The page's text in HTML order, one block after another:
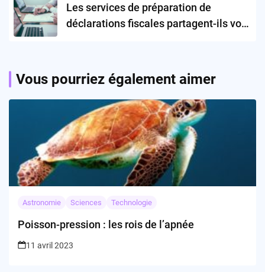
Les services de préparation de
déclarations fiscales partagent-ils vos
Vous pourriez également aimer
Astronomie Sciences Technologie
Poisson-pression : les rois de l’apnée
11 avril 2023